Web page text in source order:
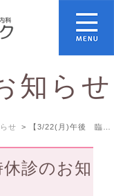
知らせ
せ
診のお知